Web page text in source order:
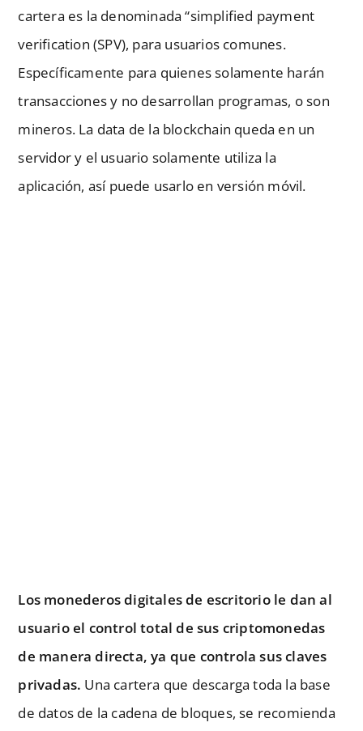
cartera es la denominada “simplified payment
verification (SPV), para usuarios comunes.
Específicamente para quienes solamente harán
transacciones y no desarrollan programas, o son
mineros. La data de la blockchain queda en un
servidor y el usuario solamente utiliza la
aplicación, así puede usarlo en versión móvil.
Los monederos digitales de escritorio le dan al
usuario el control total de sus criptomonedas
de manera directa, ya que controla sus claves
privadas. Una cartera que descarga toda la base
de datos de la cadena de bloques, se recomienda